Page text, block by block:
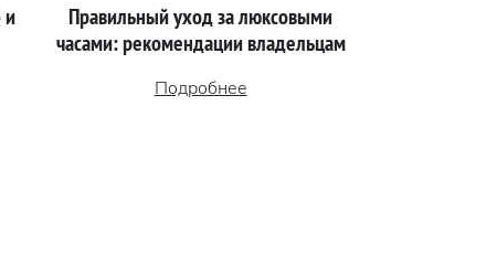
и
Правильный уход за люксовыми
часами: рекомендации владельцам
Подробнее